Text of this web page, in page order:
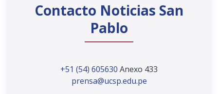
Contacto Noticias San
Pablo
+51 (54) 605630 Anexo 433
prensa@ucsp.edu.pe